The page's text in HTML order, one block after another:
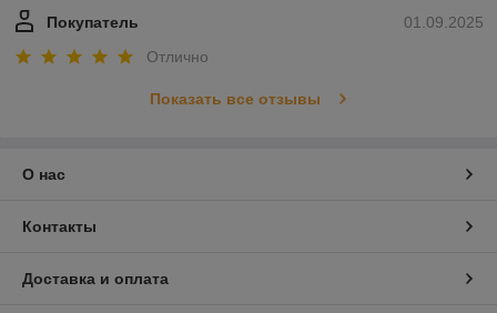
01.09.2025
Покупатель
Отлично
Показать все отзывы
О нас
Контакты
Доставка и оплата